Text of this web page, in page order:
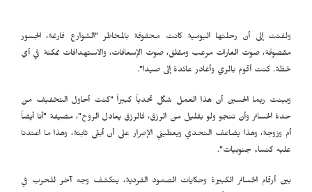
ولفتت إلى أن رحلتها اليومية كانت محفوفة بالمخاطر "الشوارع فارغة، الجسور
مقصوفة، صوت الغارات مرعب ومقلق، صوت الإسعافات، والاستهدافات ممكنة في أي
لحظة. كنت أقوم بالري وأغادر عائدة إلى صيدا".
وبينت ريما الحسين أن هذا العمل شكّل تحدياً كبيراً "كنت أحاول التخفيف من
حدة الخسائر وأن ننجو ولو بقليل من الرزق، فالرزق يعادل الروح"، مضيفة "أنا أيضاً
أم وزوجة، وهذا يضاعف التحدي ويعطيني الإصرار على أن أبقى ثابتة، وهذا ما اعتدنا
عليه كنساء جنوبيات".
بين أرقام الخسائر الكبيرة وحكايات الصمود الفردية، يتكشف وجه آخر للحرب في